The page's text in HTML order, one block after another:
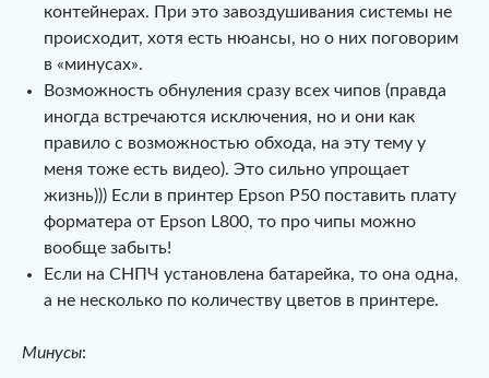
контейнерах. При это завоздушивания системы не
происходит, хотя есть нюансы, но о них поговорим
в «минусах».
Возможность обнуления сразу всех чипов (правда
иногда встречаются исключения, но и они как
правило с возможностью обхода, на эту тему у
меня тоже есть видео). Это сильно упрощает
жизнь))) Если в принтер Epson P50 поставить плату
форматера от Epson L800, то про чипы можно
вообще забыть!
Если на СНПЧ установлена батарейка, то она одна,
а не несколько по количеству цветов в принтере.
Минусы: